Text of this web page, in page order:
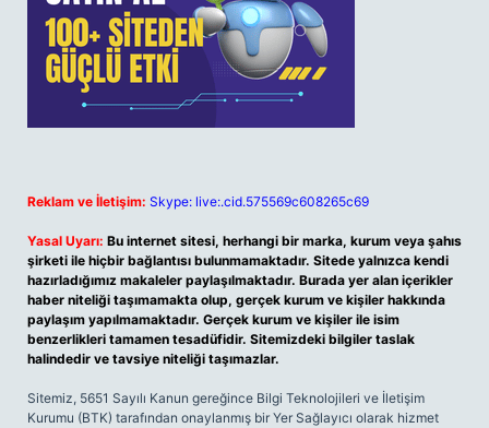
Reklam ve İletişim: Skype: live:.cid.575569c608265c69
Yasal Uyarı: Bu internet sitesi, herhangi bir marka, kurum veya şahıs
şirketi ile hiçbir bağlantısı bulunmamaktadır. Sitede yalnızca kendi
hazırladığımız makaleler paylaşılmaktadır. Burada yer alan içerikler
haber niteliği taşımamakta olup, gerçek kurum ve kişiler hakkında
paylaşım yapılmamaktadır. Gerçek kurum ve kişiler ile isim
benzerlikleri tamamen tesadüfidir. Sitemizdeki bilgiler taslak
halindedir ve tavsiye niteliği taşımazlar.
Sitemiz, 5651 Sayılı Kanun gereğince Bilgi Teknolojileri ve İletişim
Kurumu (BTK) tarafından onaylanmış bir Yer Sağlayıcı olarak hizmet